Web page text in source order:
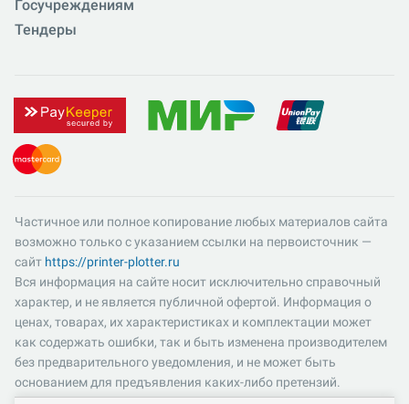
Госучреждениям
Тендеры
Частичное или полное копирование любых материалов сайта
возможно только с указанием ссылки на первоисточник —
сайт https://printer-plotter.ru
Вся информация на сайте носит исключительно справочный
характер, и не является публичной офертой. Информация о
ценах, товарах, их характеристиках и комплектации может
как содержать ошибки, так и быть изменена производителем
без предварительного уведомления, и не может быть
основанием для предъявления каких-либо претензий.